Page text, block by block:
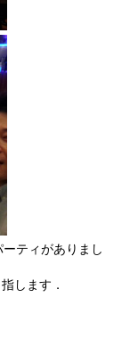
ティがありまし
します．